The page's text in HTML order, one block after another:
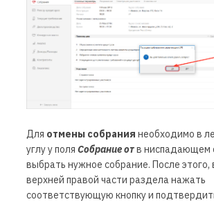
Для отмены собрания необходимо в
углу у поля Собрание отв ниспадающем
выбрать нужное собрание. После этого,
верхней правой части раздела нажать
соответствующую кнопку и